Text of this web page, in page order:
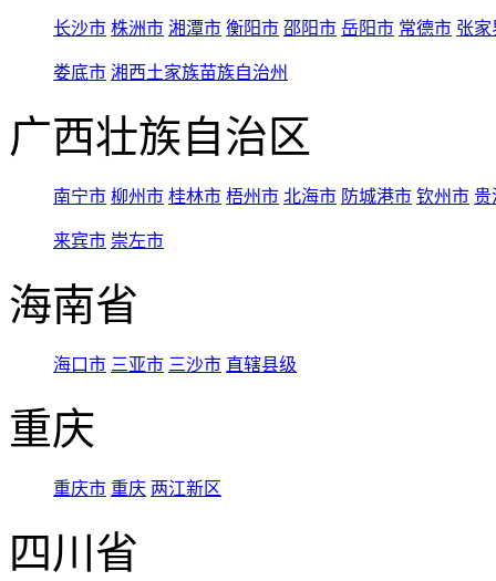
长沙市 株洲市 湘潭市 衡阳市 邵阳市 岳阳市 常德市 张家
娄底市 湘西土家族苗族自治州
广西壮族自治区
南宁市 柳州市 桂林市 梧州市 北海市 防城港市 钦州市 贵
来宾市 崇左市
海南省
海口市 三亚市 三沙市 直辖县级
重庆
重庆市 重庆 两江新区
四川省